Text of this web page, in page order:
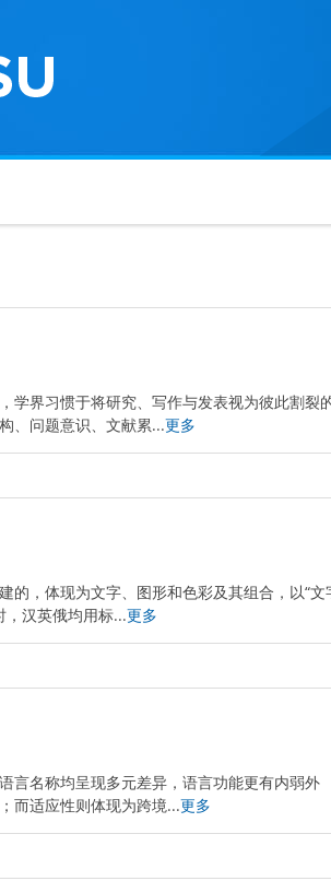
学界习惯于将研究、写作与发表视为彼此割裂
、问题意识、文献累...更多
的，体现为文字、图形和色彩及其组合，以“文
，汉英俄均用标...更多
言名称均呈现多元差异，语言功能更有内弱外
而适应性则体现为跨境...更多